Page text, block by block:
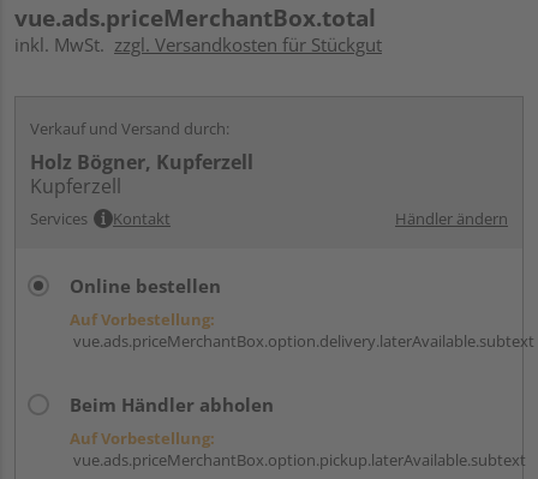
vue.ads.priceMerchantBox.total
inkl. MwSt. zzgl. Versandkosten für Stückgut
Verkauf und Versand durch:
Holz Bögner, Kupferzell
Kupferzell
Services Kontakt Händler ändern
Online bestellen
Auf Vorbestellung:
vue.ads.priceMerchantBox.option.delivery.laterAvailable.subtext
Beim Händler abholen
Auf Vorbestellung:
vue.ads.priceMerchantBox.option.pickup.laterAvailable.subtext